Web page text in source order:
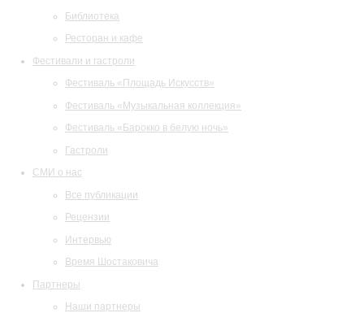
Библиотека
Ресторан и кафе
Фестивали и гастроли
Фестиваль «Площадь Искусств»
Фестиваль «Музыкальная коллекция»
Фестиваль «Барокко в белую ночь»
Гастроли
СМИ о нас
Все публикации
Рецензии
Интервью
Время Шостаковича
Партнеры
Наши партнеры